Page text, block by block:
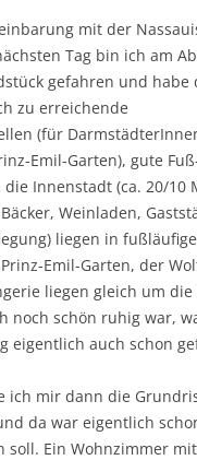
mit der
Tag bin ich am
gefahren und habe
zu erreichende
(für
Emil-Garten), gute
Innenstadt (ca. 20/10
Weinladen,
liegen in
Emil-Garten, der
liegen gleich um die
noch schön ruhig war,
eigentlich auch schon
ich mir dann die
da war eigentlich
soll. Ein Wohnzimmer mit